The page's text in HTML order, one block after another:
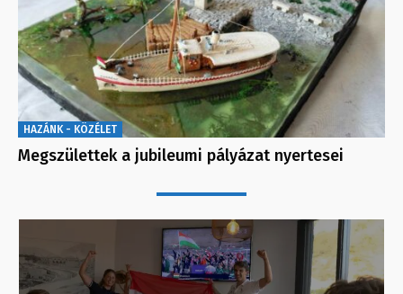
HAZÁNK - KÖZÉLET
Megszülettek a jubileumi pályázat nyertesei